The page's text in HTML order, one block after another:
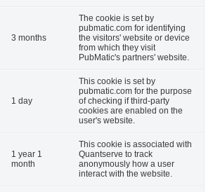
3 months
The cookie is set by
pubmatic.com for identifying
the visitors' website or device
from which they visit
PubMatic's partners' website.
1 day
This cookie is set by
pubmatic.com for the purpose
of checking if third-party
cookies are enabled on the
user's website.
1 year 1
month
This cookie is associated with
Quantserve to track
anonymously how a user
interact with the website.